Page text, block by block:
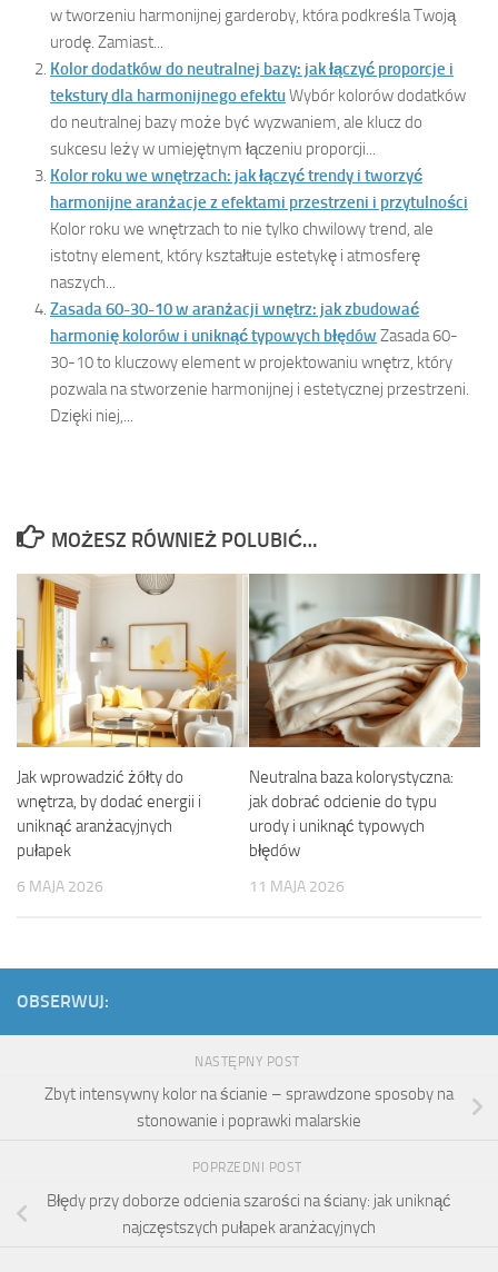
w tworzeniu harmonijnej garderoby, która podkreśla Twoją
urodę. Zamiast...
Kolor dodatków do neutralnej bazy: jak łączyć proporcje i
tekstury dla harmonijnego efektuWybór kolorów dodatków
do neutralnej bazy może być wyzwaniem, ale klucz do
sukcesu leży w umiejętnym łączeniu proporcji...
Kolor roku we wnętrzach: jak łączyć trendy i tworzyć
harmonijne aranżacje z efektami przestrzeni i przytulności
Kolor roku we wnętrzach to nie tylko chwilowy trend, ale
istotny element, który kształtuje estetykę i atmosferę
naszych...
Zasada 60-30-10 w aranżacji wnętrz: jak zbudować
harmonię kolorów i uniknąć typowych błędów Zasada 60-
30-10 to kluczowy element w projektowaniu wnętrz, który
pozwala na stworzenie harmonijnej i estetycznej przestrzeni.
Dzięki niej,...
MOŻESZ RÓWNIEŻ POLUBIĆ…
Jak wprowadzić żółty do
wnętrza, by dodać energii i
uniknąć aranżacyjnych
pułapek
6 MAJA 2026
Neutralna baza kolorystyczna:
jak dobrać odcienie do typu
urody i uniknąć typowych
błędów
11 MAJA 2026
OBSERWUJ:
NASTĘPNY POST
Zbyt intensywny kolor na ścianie – sprawdzone sposoby na
stonowanie i poprawki malarskie
POPRZEDNI POST
Błędy przy doborze odcienia szarości na ściany: jak uniknąć
najczęstszych pułapek aranżacyjnych